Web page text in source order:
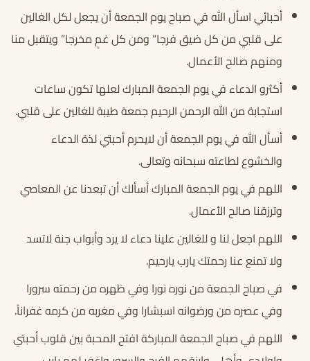
أحبائي اسأل الله في صباح يوم الجمعة أن يجعل لكل الغالين
على قلبي من كل ضيق فرجا” ومن كل غمٍ مخرجا” ويتقبل منا
ومنهم صالح الأعمال.
أكثرو الدعاء في يوم الجمعة المبارك لعلها تكون ساعات
استجابة من الله الرحمن الرحيم جمعة طيبة للغالين على قلبي.
أسأل الله في يوم الجمعة أن لايحرم أحبتي لذة الدعاء
والخشوع لطاعته سبحانه وتعالى.
اللهم في يوم الجمعة المبارك أسألك أن تبعدنا عن المعاصي
وترزقنا صالح الأعمال.
اللهم اجعل لنا و للغالين علينا دعاء لا يرد وأبواب جنة لاتسد
ولا تمنع عنا رحمتك يارب يارحيم.
في صباح الجمعة من نوره نورا وفي ظهره من رحمته سرورا
وفي عصره من ورضوانه اسبشارا وفي مغربه من كرمه غفراناً.
اللهم في صباح الجمعة المباركة افتح المحبة بين قلوب أحبتي